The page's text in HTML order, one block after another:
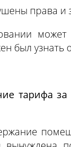
права и
был
тарифа